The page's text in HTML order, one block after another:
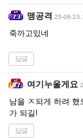
맹공격 25-06-23
죽까고있네
답글
여기누울게요
남을 ㅈ되게 하려
가 되길!
답글